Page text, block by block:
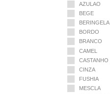
AZULAO
BEGE
BERINGELA
BORDO
BRANCO
CAMEL
CASTANHO
CINZA
FUSHIA
MESCLA